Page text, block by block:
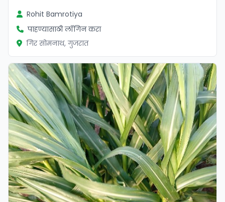
Rohit Bamrotiya
पाहण्यासाठी लॉगिन करा
गिर सोमनाथ, गुजरात